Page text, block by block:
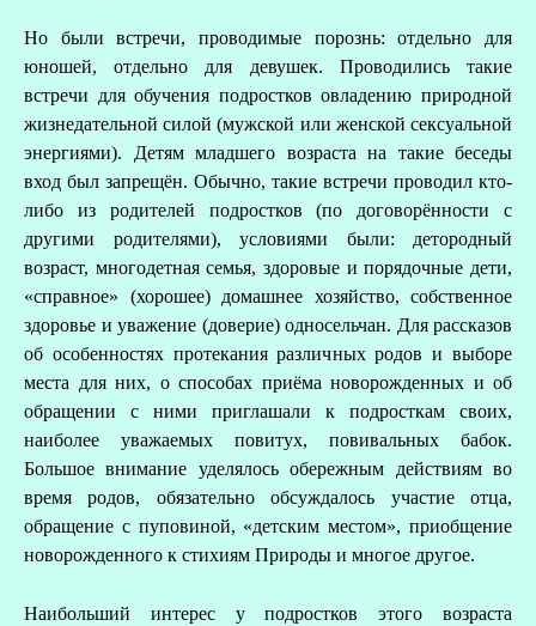
Но были встречи, проводимые порознь: отдельно для
юношей, отдельно для девушек. Проводились такие
встречи для обучения подростков овладению природной
жизнедательной силой (мужской или женской сексуальной
энергиями). Детям младшего возраста на такие беседы
вход был запрещён. Обычно, такие встречи проводил кто-
либо из родителей подростков (по договорённости с
другими родителями), условиями были: детородный
возраст, многодетная семья, здоровые и порядочные дети,
«справное» (хорошее) домашнее хозяйство, собственное
здоровье и уважение (доверие) односельчан. Для рассказов
об особенностях протекания различных родов и выборе
места для них, о способах приёма новорожденных и об
обращении с ними приглашали к подросткам своих,
наиболее уважаемых повитух, повивальных бабок.
Большое внимание уделялось обережным действиям во
время родов, обязательно обсуждалось участие отца,
обращение с пуповиной, «детским местом», приобщение
новорожденного к стихиям Природы и многое другое.
Наибольший интерес у подростков этого возраста